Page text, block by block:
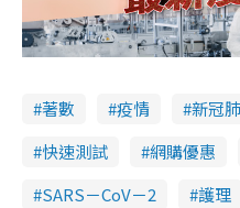
著數 疫情 新冠
快速測試
網購優惠
SARS－CoV－2
護理